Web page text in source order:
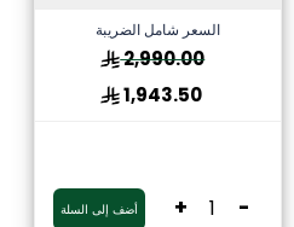
السعر شامل الضريبة
2,990.00
1,943.50
-
+ أضف إلى السلة